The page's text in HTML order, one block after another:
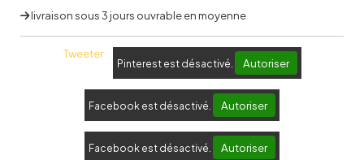
livraison sous 3 jours ouvrable en moyenne
Tweeter
Pinterest est désactivé. Autoriser
Facebook est désactivé. Autoriser
Facebook est désactivé. Autoriser